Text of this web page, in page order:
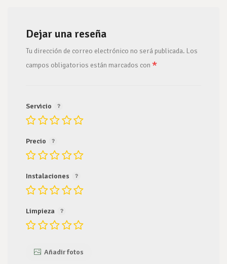
Dejar una reseña
Tu dirección de correo electrónico no será publicada. Los
campos obligatorios están marcados con *
Servicio
Precio
Instalaciones
Limpieza
Añadir fotos